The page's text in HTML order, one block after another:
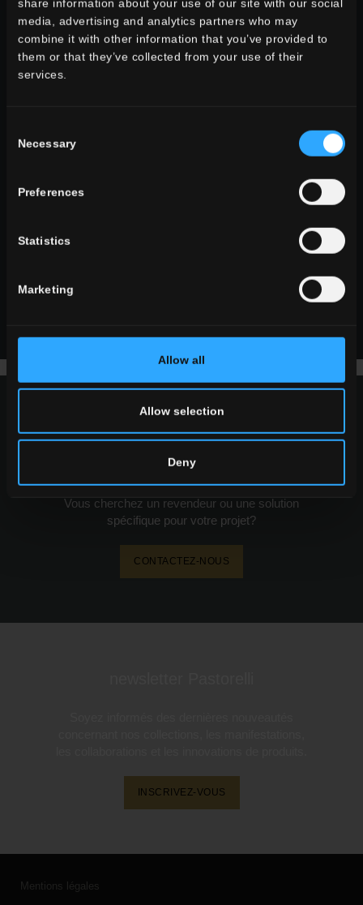
share information about your use of our site with our social
media, advertising and analytics partners who may
combine it with other information that you’ve provided to
them or that they’ve collected from your use of their
services.
Selection
Necessary
Preferences
Statistics
Marketing
Allow all
Allow selection
Deny
aspect pierre
aspect bois
aspect ciment
demander des infos
Vous souhaitez plus d'informations sur nos
carrelages de sols et de murs?
Vous cherchez un revendeur ou une solution
spécifique pour votre projet?
CONTACTEZ-NOUS
INSCRIVEZ-VOUS
Mentions légales